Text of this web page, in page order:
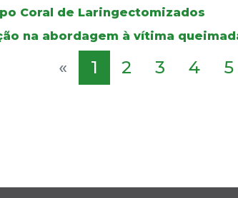
Coral de Laringectomizados
na abordagem à vítima
« 1 2 3 4 5